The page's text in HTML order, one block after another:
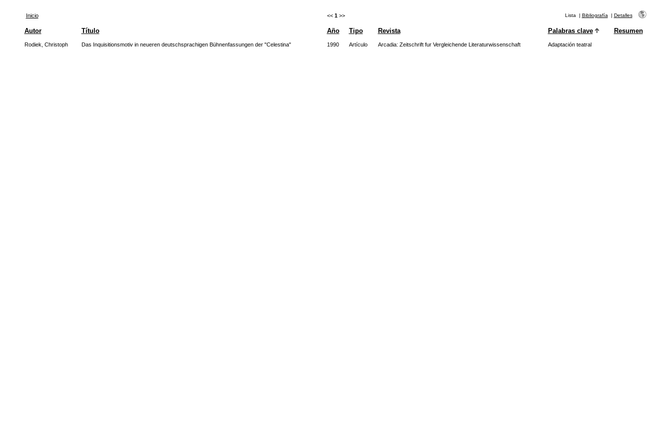
Inicio << 1 >> Lista | Bibliografía | Detalles
Autor Título Año Tipo Revista Palabras clave Resumen
Rodiek, Christoph Das Inquisitionsmotiv in neueren deutschsprachigen Bühnenfassungen der "Celestina" 1990 Artículo Arcadia: Zeitschrift fur Vergleichende Literaturwissenschaft Adaptación teatral